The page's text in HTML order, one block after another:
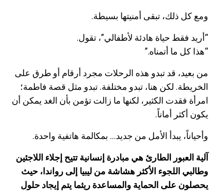
ومع كل ذلك، تبقى أمنيتها بسيطة.
“أريد فقط حياة هادئة لأطفالي”، تقول.
“هذا كل ما أتمناه.”
من بعيد، قد تبدو هذه الرحلات مجرد أرقام أو طرق على
الخريطة. لكن هنا، تبدو مختلفة. تبدو مثل قصة فاطمة؛
امرأة فقدت الكثير، لكنها ما زالت تؤمن بأن الغد يمكن أن
يكون أكثر أماناً.
وأحياناً، يبدأ الأمل من جديد… بمكالمة هاتفية واحدة.
آلية العبور الطارئ هي مبادرة إنسانية تتيح إجلاء اللاجئين
وطالبي اللجوء الأكثر هشاشة من ليبيا إلى رواندا، حيث
يحصلون على الحماية والمساعدة ريثما يتم إيجاد حلول